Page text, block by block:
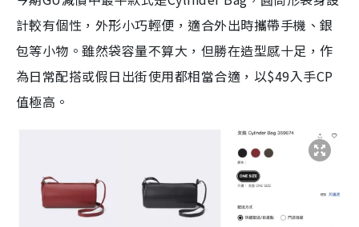
計較有個性，外形小巧輕便，適合外出時攜帶手機、銀
包等小物。雖然袋容量不算大，但勝在造型感十足，作
為日常配搭或假日出街使用都相當合適，以$49入手CP
值極高。